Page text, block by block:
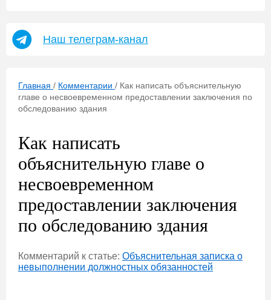
Наш телеграм-канал
Главная / Комментарии / Как написать объяснительную
главе о несвоевременном предоставлении заключения по
обследованию здания
Как написать
объяснительную главе о
несвоевременном
предоставлении заключения
по обследованию здания
Комментарий к статье: Объяснительная записка о
невыполнении должностных обязанностей